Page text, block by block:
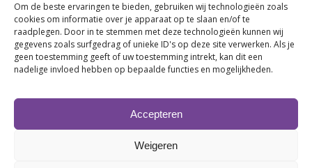
Om de beste ervaringen te bieden, gebruiken wij technologieën zoals
cookies om informatie over je apparaat op te slaan en/of te
raadplegen. Door in te stemmen met deze technologieën kunnen wij
gegevens zoals surfgedrag of unieke ID's op deze site verwerken. Als je
geen toestemming geeft of uw toestemming intrekt, kan dit een
nadelige invloed hebben op bepaalde functies en mogelijkheden.
Accepteren
Weigeren
ons waren drijfnat dus heel rouwig waren we er ook niet
om. We sloten in stijl af met nog een paar drankjes en een
ieder ging nat maar tevreden huiswaarts.
Volgend jaar hopen we er weer bij te zijn en zullen dan